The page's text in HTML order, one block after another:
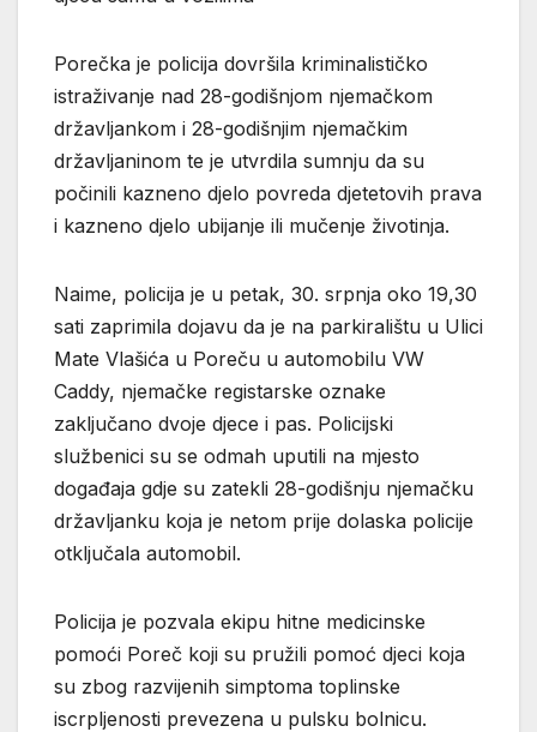
Porečka je policija dovršila kriminalističko
istraživanje nad 28-godišnjom njemačkom
državljankom i 28-godišnjim njemačkim
državljaninom te je utvrdila sumnju da su
počinili kazneno djelo povreda djetetovih prava
i kazneno djelo ubijanje ili mučenje životinja.
Naime, policija je u petak, 30. srpnja oko 19,30
sati zaprimila dojavu da je na parkiralištu u Ulici
Mate Vlašića u Poreču u automobilu VW
Caddy, njemačke registarske oznake
zaključano dvoje djece i pas. Policijski
službenici su se odmah uputili na mjesto
događaja gdje su zatekli 28-godišnju njemačku
državljanku koja je netom prije dolaska policije
otključala automobil.
Policija je pozvala ekipu hitne medicinske
pomoći Poreč koji su pružili pomoć djeci koja
su zbog razvijenih simptoma toplinske
iscrpljenosti prevezena u pulsku bolnicu.